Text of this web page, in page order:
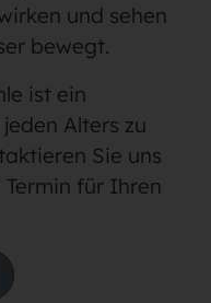
und sehen
bewegt.
ist ein
Alters zu
Sie uns
für Ihren